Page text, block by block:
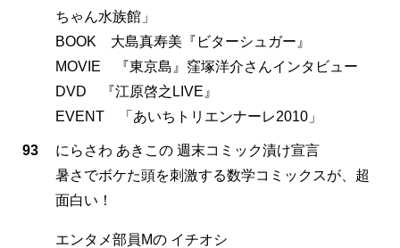
ちゃん水族館」
BOOK 大島真寿美『ビターシュガー』
MOVIE 『東京島』窪塚洋介さんインタビュー
DVD 『江原啓之LIVE』
EVENT 「あいちトリエンナーレ2010」
93
にらさわ あきこの 週末コミック漬け宣言
暑さでボケた頭を刺激する数学コミックスが、超
面白い！
エンタメ部員Mの イチオシ